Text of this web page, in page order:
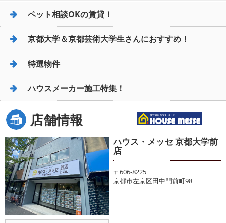
ペット相談OKの賃貸！
京都大学＆京都芸術大学生さんにおすすめ！
特選物件
ハウスメーカー施工特集！
店舗情報
ハウス・メッセ 京都大学前
店
〒606-8225
京都市左京区田中門前町98